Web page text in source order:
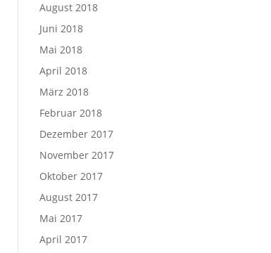
August 2018
Juni 2018
Mai 2018
April 2018
März 2018
Februar 2018
Dezember 2017
November 2017
Oktober 2017
August 2017
Mai 2017
April 2017